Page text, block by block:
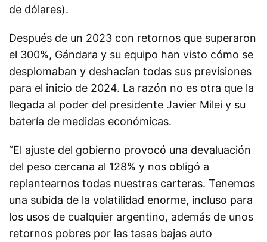
de dólares).
Después de un 2023 con retornos que superaron
el 300%, Gándara y su equipo han visto cómo se
desplomaban y deshacían todas sus previsiones
para el inicio de 2024. La razón no es otra que la
llegada al poder del presidente Javier Milei y su
batería de medidas económicas.
“El ajuste del gobierno provocó una devaluación
del peso cercana al 128% y nos obligó a
replantearnos todas nuestras carteras. Tenemos
una subida de la volatilidad enorme, incluso para
los usos de cualquier argentino, además de unos
retornos pobres por las tasas bajas auto